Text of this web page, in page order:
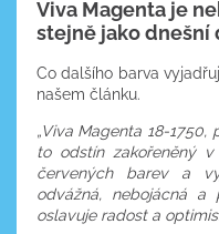
Viva Magenta je
stejně jako dnešní
Co dalšího barva
našem článku.
„Viva Magenta 18-
to odstín zakořeněný
červených barev a
odvážná, nebojácná a
oslavuje radost a